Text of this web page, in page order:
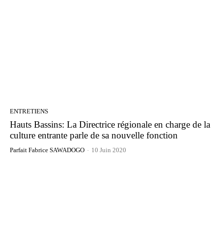
ENTRETIENS
Hauts Bassins: La Directrice régionale en charge de la
culture entrante parle de sa nouvelle fonction
Parfait Fabrice SAWADOGO - 10 Juin 2020